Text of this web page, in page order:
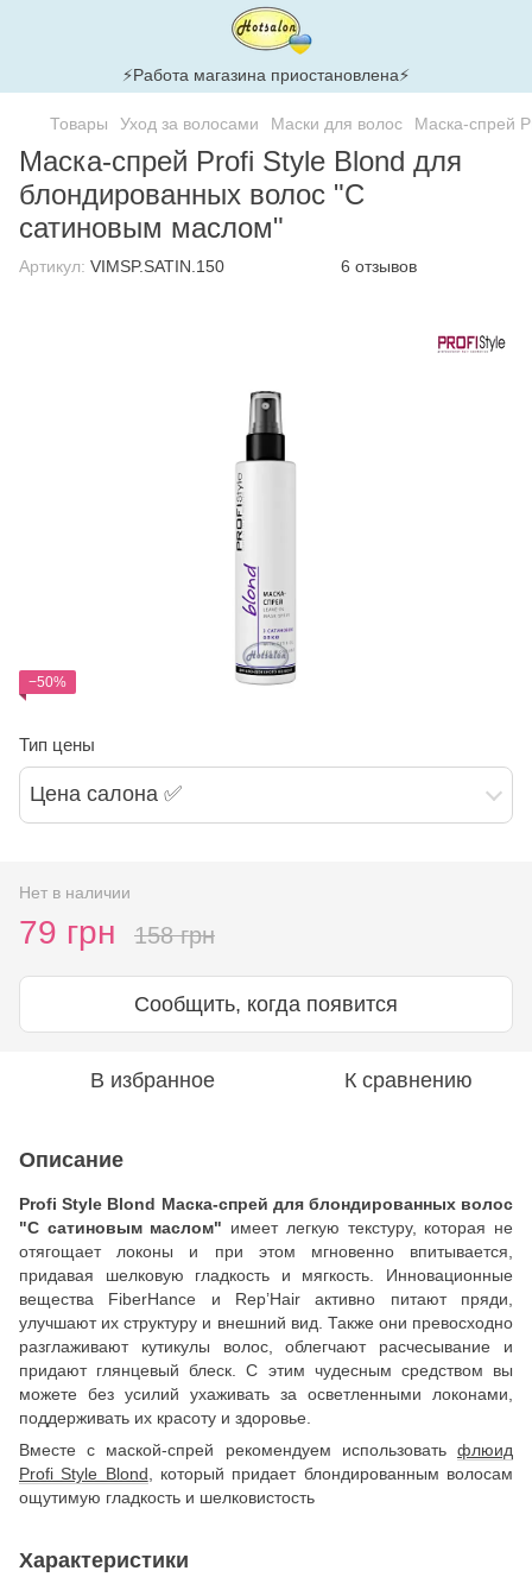
⚡Работа магазина приостановлена⚡
Товары Уход за волосами Маски для волос Маска-спрей
Маска-спрей Profi Style Blond для
блондированных волос "С
сатиновым маслом"
Артикул: VIMSP.SATIN.150 6 отзывов
−50%
Тип цены
Цена салона ✅
Нет в наличии
79 грн 158 грн
Сообщить, когда появится
В избранное К сравнению
Описание
Profi Style Blond Маска-спрей для блондированных волос
"С сатиновым маслом" имеет легкую текстуру, которая не
отягощает локоны и при этом мгновенно впитывается,
придавая шелковую гладкость и мягкость. Инновационные
вещества FiberHance и Rep’Hair активно питают пряди,
улучшают их структуру и внешний вид. Также они превосходно
разглаживают кутикулы волос, облегчают расчесывание и
придают глянцевый блеск. С этим чудесным средством вы
можете без усилий ухаживать за осветленными локонами,
поддерживать их красоту и здоровье.
Вместе с маской-спрей рекомендуем использовать флюид
Profi Style Blond , который придает блондированным волосам
ощутимую гладкость и шелковистость
Характеристики